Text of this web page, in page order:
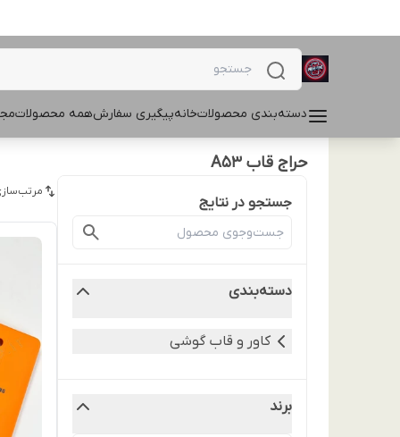
دسته‌بندی محصولاتخانهپیگیری سفارشهمه محصولات
حراج قاب A53
جستجو در نتایج
دسته‌بندی
کاور و قاب گوشی
برند